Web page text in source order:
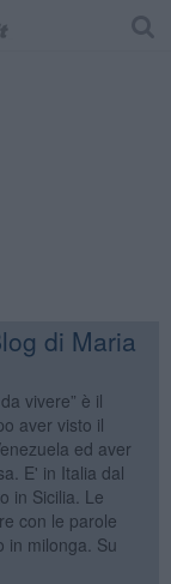
di Maria
vivere” è il
aver visto il
ed aver
E' in Italia dal
in Sicilia. Le
con le parole
in milonga. Su